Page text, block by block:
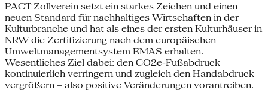
PACT Zollverein setzt ein starkes Zeichen und einen
neuen Standard für nachhaltiges Wirtschaften in der
Kulturbranche und hat als eines der ersten Kulturhäuser in
NRW die Zertifizierung nach dem europäischen
Umweltmanagementsystem EMAS erhalten.
Wesentliches Ziel dabei: den CO2e-Fußabdruck
kontinuierlich verringern und zugleich den Handabdruck
vergrößern – also positive Veränderungen vorantreiben.